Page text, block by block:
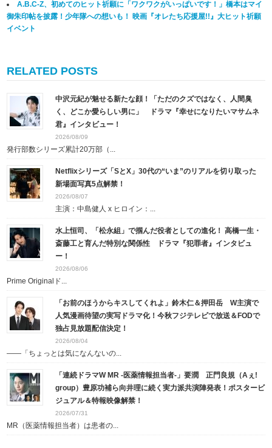
A.B.C-Z、初めてのヒット祈願に「ワクワクがいっぱいです！」橋本はマイ
御朱印帖を披露！少年隊への想いも！ 映画『オレたち応援屋!!』大ヒット祈願
イベント
RELATED POSTS
中沢元紀が魅せる新たな顔！「ただのクズではなく、人間臭
く、どこか愛らしい男に」 ドラマ『幸せになりたいマサムネ
君』インタビュー！
2026/08/09
発行部数シリーズ累計20万部（...
Netflixシリーズ「SとX」30代の“いま”のリアルを切り取った
新場面写真5点解禁！
2026/08/07
主演：中島健人 x ヒロイン：...
水上恒司、「松永組」で掴んだ役者としての進化！ 高橋一生・
斎藤工と育んだ特別な関係性 ドラマ『犯罪者』インタビュ
ー！
2026/08/06
Prime Originalド...
「お前のほうからキスしてくれよ」鈴木仁＆押田岳 W主演で
人気漫画待望の実写ドラマ化！今秋フジテレビで放送＆FODで
独占見放題配信決定！
2026/08/04
――「ちょっとは気になんないの...
「連続ドラマW MR -医薬情報担当者-」要潤 正門良規（Aぇ!
group）豊原功補ら向井理に続く実力派共演陣発表！ポスタービ
ジュアル＆特報映像解禁！
2026/07/31
MR（医薬情報担当者）は患者の...